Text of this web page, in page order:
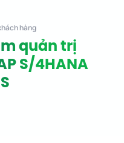
hàng
quản trị
S/4HANA